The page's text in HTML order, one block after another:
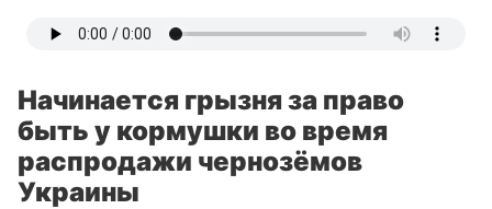
Начинается грызня за право
быть у кормушки во время
распродажи чернозёмов
Украины